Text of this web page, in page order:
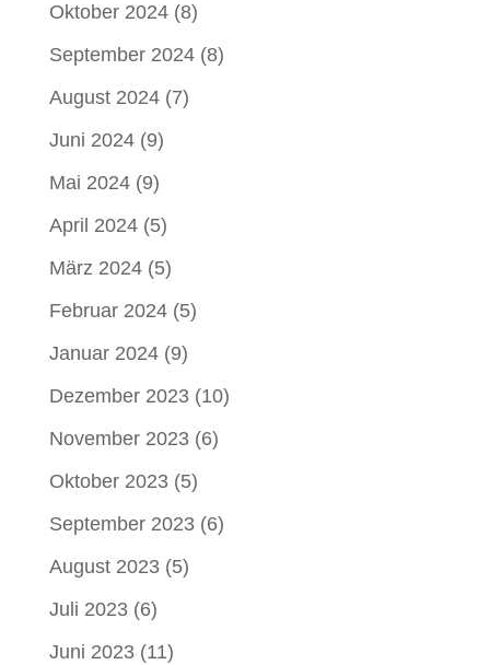
Oktober 2024(8)
September 2024(8)
August 2024(7)
Juni 2024(9)
Mai 2024(9)
April 2024(5)
März 2024(5)
Februar 2024(5)
Januar 2024(9)
Dezember 2023(10)
November 2023(6)
Oktober 2023(5)
September 2023(6)
August 2023(5)
Juli 2023(6)
Juni 2023(11)